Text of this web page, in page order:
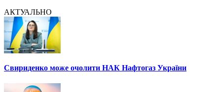
АКТУАЛЬНО
Свириденко може очолити НАК Нафтогаз України